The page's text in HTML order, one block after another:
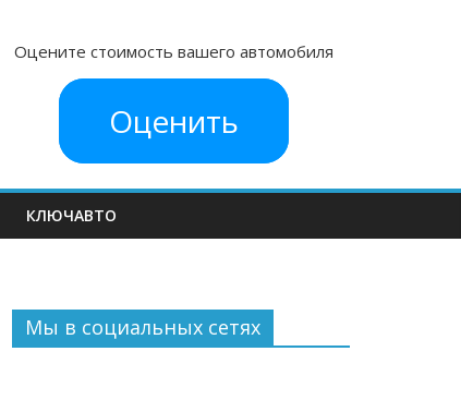
Оцените стоимость вашего автомобиля
Оценить
КЛЮЧАВТО
Мы в социальных сетях